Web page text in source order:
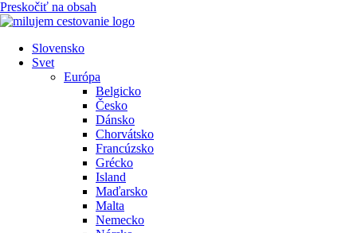
Preskočiť na obsah
Slovensko
Svet
Európa
Belgicko
Česko
Dánsko
Chorvátsko
Francúzsko
Grécko
Island
Maďarsko
Malta
Nemecko